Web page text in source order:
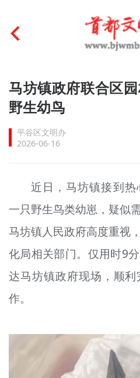
首页
文明创建
文明实践
未成年人思想道德建设
榜样人物
身边好人
文明评论
北京宣传文化引导基金
宣传思想文化人才
马坊镇政府联合区
野生幼鸟
平谷区文明办
2026-06-16
近日，马坊镇接到
一只野生鸟类幼崽，疑似
马坊镇人民政府高度重视
化局相关部门。仅用时9
达马坊镇政府现场，顺
作。